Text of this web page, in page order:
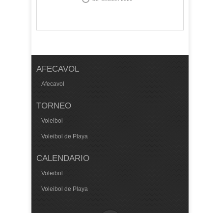
AFECAVOL
Afecavol
TORNEO
Voleibol
Voleibol de Playa
CALENDARIO
Voleibol
Voleibol de Playa